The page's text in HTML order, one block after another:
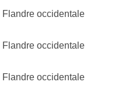
Flandre occidentale
Flandre occidentale
Flandre occidentale